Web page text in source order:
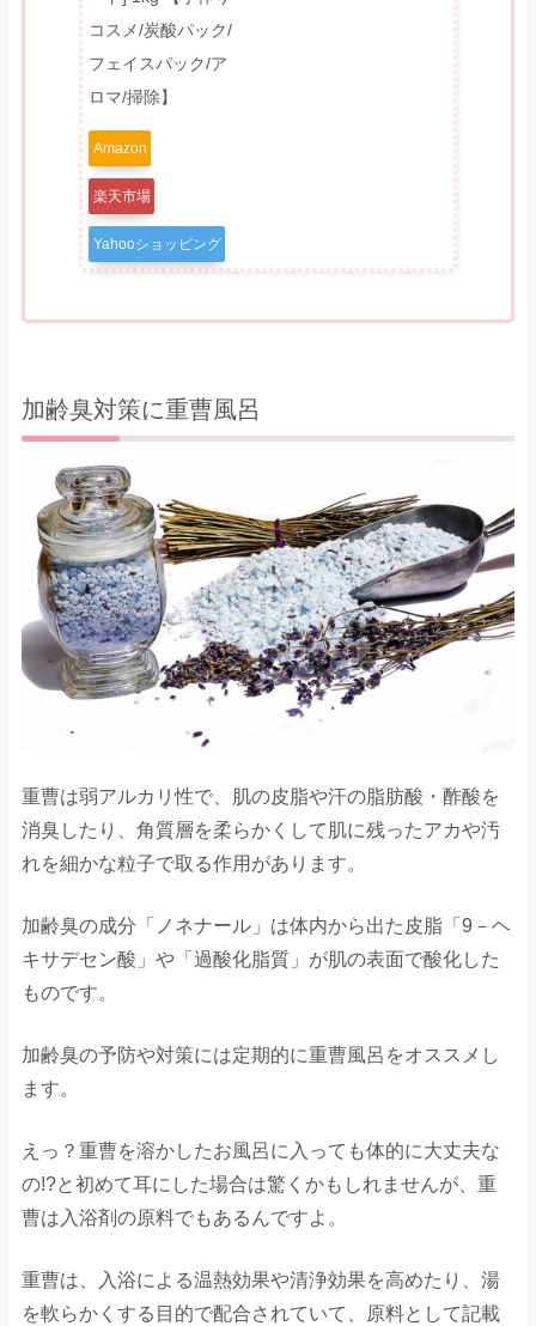
コスメ/炭酸パック/
フェイスパック/ア
ロマ/掃除】
Amazon
楽天市場
Yahooショッピング
加齢臭対策に重曹風呂
重曹は弱アルカリ性で、肌の皮脂や汗の脂肪酸・酢酸を
消臭したり、角質層を柔らかくして肌に残ったアカや汚
れを細かな粒子で取る作用があります。
加齢臭の成分「ノネナール」は体内から出た皮脂「9－ヘ
キサデセン酸」や「過酸化脂質」が肌の表面で酸化した
ものです。
加齢臭の予防や対策には定期的に重曹風呂をオススメし
ます。
えっ？重曹を溶かしたお風呂に入っても体的に大丈夫な
の!?と初めて耳にした場合は驚くかもしれませんが、重
曹は入浴剤の原料でもあるんですよ。
重曹は、入浴による温熱効果や清浄効果を高めたり、湯
を軟らかくする目的で配合されていて、原料として記載